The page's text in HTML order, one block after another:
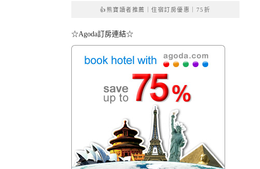
👍熊寶讀者推薦｜住宿訂房優惠｜75折
☆Agoda訂房連結☆